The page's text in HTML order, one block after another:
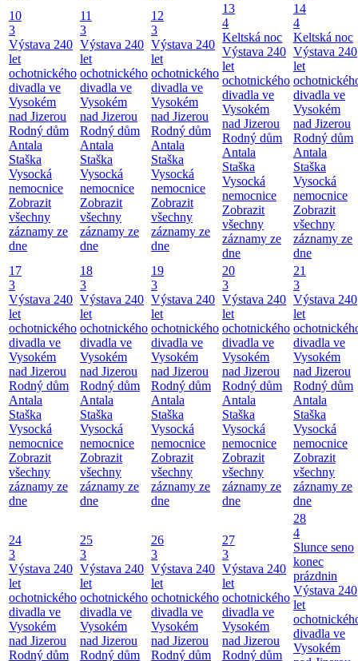
10
3
Výstava 240
let
ochotnického
divadla ve
Vysokém
nad Jizerou
Rodný dům
Antala
Staška
Vysocká
nemocnice
Zobrazit
všechny
záznamy ze
dne
11
3
Výstava 240
let
ochotnického
divadla ve
Vysokém
nad Jizerou
Rodný dům
Antala
Staška
Vysocká
nemocnice
Zobrazit
všechny
záznamy ze
dne
12
3
Výstava 240
let
ochotnického
divadla ve
Vysokém
nad Jizerou
Rodný dům
Antala
Staška
Vysocká
nemocnice
Zobrazit
všechny
záznamy ze
dne
13
4
Keltská noc
Výstava 240
let
ochotnického
divadla ve
Vysokém
nad Jizerou
Rodný dům
Antala
Staška
Vysocká
nemocnice
Zobrazit
všechny
záznamy ze
dne
14
4
Keltská noc
Výstava 240
let
divadla ve
Vysokém
nad Jizerou
Rodný dům
Antala
Staška
Vysocká
nemocnice
Zobrazit
všechny
záznamy ze
dne
17
3
Výstava 240
let
ochotnického
divadla ve
Vysokém
nad Jizerou
Rodný dům
Antala
Staška
Vysocká
nemocnice
Zobrazit
všechny
záznamy ze
dne
18
3
Výstava 240
let
ochotnického
divadla ve
Vysokém
nad Jizerou
Rodný dům
Antala
Staška
Vysocká
nemocnice
Zobrazit
všechny
záznamy ze
dne
19
3
Výstava 240
let
ochotnického
divadla ve
Vysokém
nad Jizerou
Rodný dům
Antala
Staška
Vysocká
nemocnice
Zobrazit
všechny
záznamy ze
dne
20
3
Výstava 240
let
ochotnického
divadla ve
Vysokém
nad Jizerou
Rodný dům
Antala
Staška
Vysocká
nemocnice
Zobrazit
všechny
záznamy ze
dne
21
3
Výstava 240
let
divadla ve
Vysokém
nad Jizerou
Rodný dům
Antala
Staška
Vysocká
nemocnice
Zobrazit
všechny
záznamy ze
dne
24
3
Výstava 240
let
ochotnického
divadla ve
Vysokém
nad Jizerou
Rodný dům
25
3
Výstava 240
let
ochotnického
divadla ve
Vysokém
nad Jizerou
Rodný dům
26
3
Výstava 240
let
ochotnického
divadla ve
Vysokém
nad Jizerou
Rodný dům
27
3
Výstava 240
let
ochotnického
divadla ve
Vysokém
nad Jizerou
Rodný dům
28
4
Slunce seno
konec
prázdnin
Výstava 240
let
divadla ve
Vysokém